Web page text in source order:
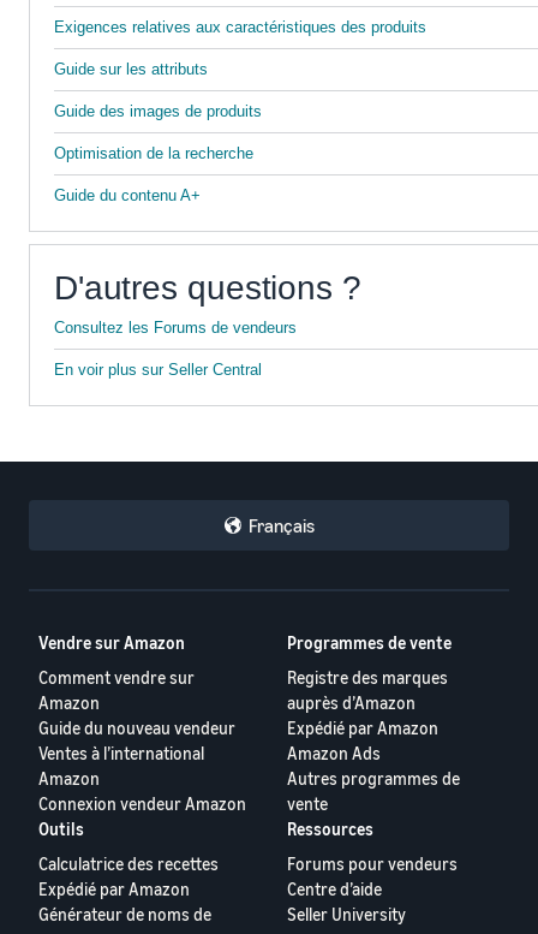
Exigences relatives aux caractéristiques des produits
Guide sur les attributs
Guide des images de produits
Optimisation de la recherche
Guide du contenu A+
D'autres questions ?
Consultez les Forums de vendeurs
En voir plus sur Seller Central
Français
Vendre sur Amazon
Comment vendre sur
Amazon
Guide du nouveau vendeur
Ventes à l’international
Amazon
Connexion vendeur Amazon
Programmes de vente
Registre des marques
auprès d’Amazon
Expédié par Amazon
Amazon Ads
Autres programmes de
vente
Outils
Calculatrice des recettes
Expédié par Amazon
Générateur de noms de
Ressources
Forums pour vendeurs
Centre d’aide
Seller University